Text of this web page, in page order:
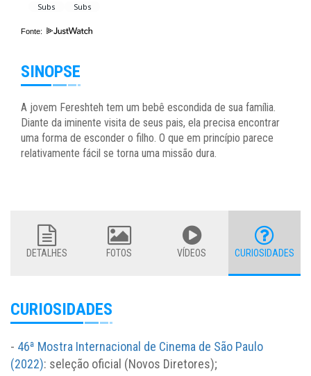
Fonte:
SINOPSE
A jovem Fereshteh tem um bebê escondida de sua família.
Diante da iminente visita de seus pais, ela precisa encontrar
uma forma de esconder o filho. O que em princípio parece
relativamente fácil se torna uma missão dura.
DETALHES FOTOS VÍDEOS CURIOSIDADES
CURIOSIDADES
- 46ª Mostra Internacional de Cinema de São Paulo
(2022): seleção oficial (Novos Diretores);